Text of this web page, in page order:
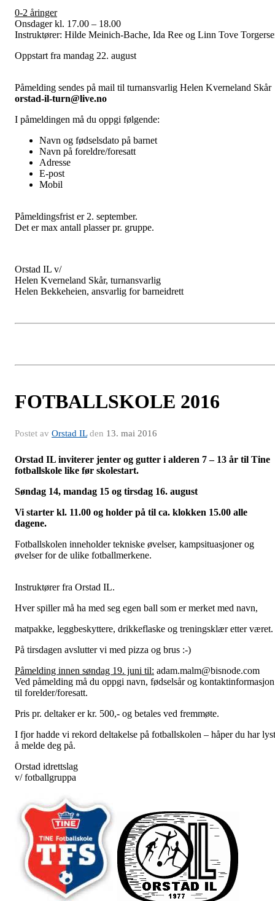
0-2 åringer
Onsdager kl. 17.00 – 18.00
Instruktører: Hilde Meinich-Bache, Ida Ree og Linn Tove
Oppstart fra mandag 22. august
Påmelding sendes på mail til turnansvarlig Helen Kverneland Skår
orstad-il-turn@live.no
I påmeldingen må du oppgi følgende:
Navn og fødselsdato på barnet
Navn på foreldre/foresatt
Adresse
E-post
Mobil
Påmeldingsfrist er 2. september.
Det er max antall plasser pr. gruppe.
Orstad IL v/
Helen Kverneland Skår, turnansvarlig
Helen Bekkeheien, ansvarlig for barneidrett
FOTBALLSKOLE 2016
Postet av Orstad ILden 13. mai 2016
Orstad IL inviterer jenter og gutter i alderen 7 – 13 år til Tine
fotballskole like før skolestart.
Søndag 14, mandag 15 og tirsdag 16. august
Vi starter kl. 11.00 og holder på til ca. klokken 15.00 alle
dagene.
Fotballskolen inneholder tekniske øvelser, kampsituasjoner og
øvelser for de ulike fotballmerkene.
Instruktører fra Orstad IL.
Hver spiller må ha med seg egen ball som er merket med navn,
matpakke, leggbeskyttere, drikkeflaske og treningsklær etter været.
På tirsdagen avslutter vi med pizza og brus :-)
Påmelding innen søndag 19. juni til: adam.malm@bisnode.com
Ved påmelding må du oppgi navn, fødselsår og kontaktinformasjon
til forelder/foresatt.
Pris pr. deltaker er kr. 500,- og betales ved fremmøte.
I fjor hadde vi rekord deltakelse på fotballskolen – håper du har lyst
å melde deg på.
Orstad idrettslag
v/ fotballgruppa